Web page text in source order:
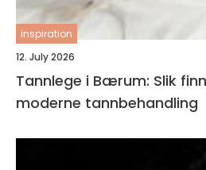
inspiration
12. July 2026
Tannlege i Bærum: Slik
moderne tannbehandling